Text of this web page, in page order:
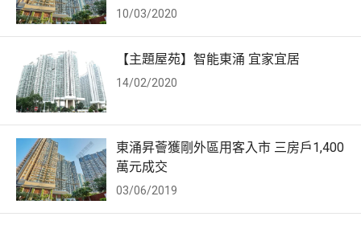
10/03/2020
【主題屋苑】智能東涌 宜家宜居
14/02/2020
東涌昇薈獲剛外區用客入市 三房戶1,400
萬元成交
03/06/2019